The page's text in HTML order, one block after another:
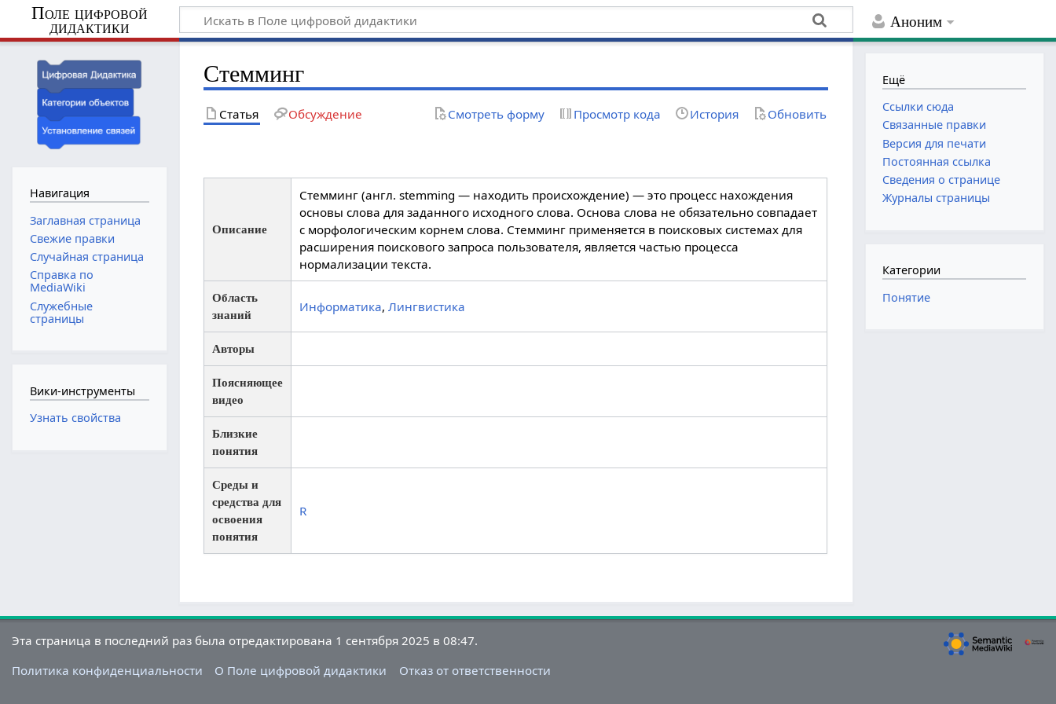
Аноним
Поле цифровой
дидактики
Стемминг
Статья Обсуждение Смотреть форму Просмотр кода История Обновить
Описание
Стемминг (англ. stemming — находить происхождение) — это процесс нахождения
основы слова для заданного исходного слова. Основа слова не обязательно совпадает
с морфологическим корнем слова. Стемминг применяется в поисковых системах для
расширения поискового запроса пользователя, является частью процесса
нормализации текста.
Область
знаний
Информатика,Лингвистика
Авторы
Поясняющее
видео
Близкие
понятия
Среды и
средства для
освоения
понятия
R
Навигация
Заглавная страница
Свежие правки
Случайная страница
Справка по
MediaWiki
Служебные
страницы
Вики-инструменты
Узнать свойства
Ещё
Ссылки сюда
Связанные правки
Версия для печати
Постоянная ссылка
Сведения о странице
Журналы страницы
Категории
Понятие
Эта страница в последний раз была отредактирована 1 сентября 2025 в 08:47.
Политика конфиденциальности
О Поле цифровой дидактики Отказ от ответственности